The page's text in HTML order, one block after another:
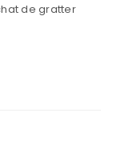
de gratter